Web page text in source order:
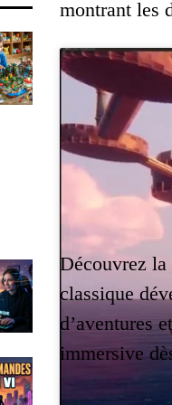
montrant les
Découvrez la
classique
d’aventures
immersive